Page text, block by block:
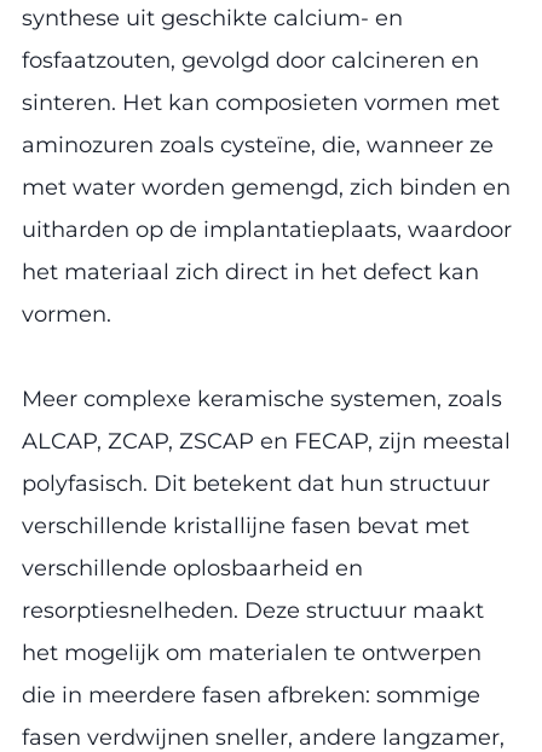
synthese uit geschikte calcium- en
fosfaatzouten, gevolgd door calcineren en
sinteren. Het kan composieten vormen met
aminozuren zoals cysteïne, die, wanneer ze
met water worden gemengd, zich binden en
uitharden op de implantatieplaats, waardoor
het materiaal zich direct in het defect kan
vormen.
Meer complexe keramische systemen, zoals
ALCAP, ZCAP, ZSCAP en FECAP, zijn meestal
polyfasisch. Dit betekent dat hun structuur
verschillende kristallijne fasen bevat met
verschillende oplosbaarheid en
resorptiesnelheden. Deze structuur maakt
het mogelijk om materialen te ontwerpen
die in meerdere fasen afbreken: sommige
fasen verdwijnen sneller, andere langzamer,